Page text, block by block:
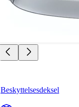
Beskyttelsesdeksel